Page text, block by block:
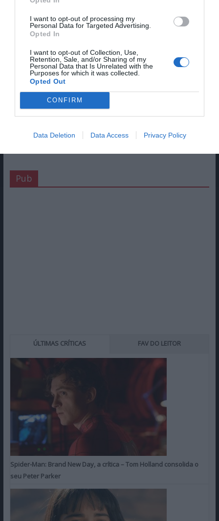
I want to opt-out of processing my
Personal Data for Targeted Advertising.
Opted In
I want to opt-out of Collection, Use,
Retention, Sale, and/or Sharing of my
Personal Data that Is Unrelated with the
Purposes for which it was collected.
Opted Out
CONFIRM
Data Deletion Data Access Privacy Policy
Pub
ÚLTIMAS CRÍTICAS FAV DO LEITOR
Spider-Man: Brand New Day, a crítica – Tom Holland consolida o
seu Peter Parker